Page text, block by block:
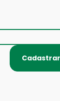
Cadastrar